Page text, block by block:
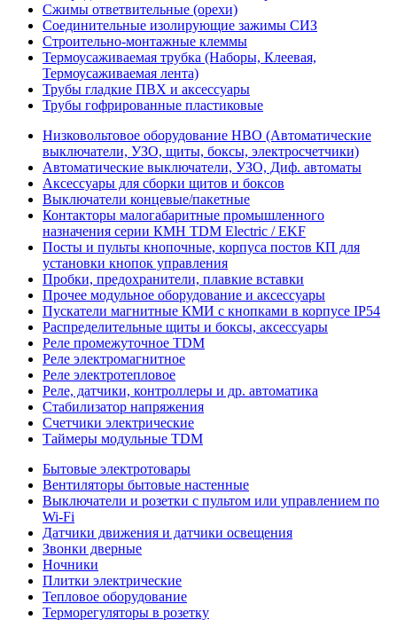
Сжимы ответвительные (орехи)
Соединительные изолирующие зажимы СИЗ
Строительно-монтажные клеммы
Термоусаживаемая трубка (Наборы, Клеевая,
Термоусаживаемая лента)
Трубы гладкие ПВХ и аксессуары
Трубы гофрированные пластиковые
Низковольтовое оборудование НВО (Автоматические
выключатели, УЗО, щиты, боксы, электросчетчики)
Автоматические выключатели, УЗО, Диф. автоматы
Аксессуары для сборки щитов и боксов
Выключатели концевые/пакетные
Контакторы малогабаритные промышленного
назначения серии КМН TDM Electric / EKF
Посты и пульты кнопочные, корпуса постов КП для
установки кнопок управления
Пробки, предохранители, плавкие вставки
Прочее модульное оборудование и аксессуары
Пускатели магнитные КМИ с кнопками в корпусе IP54
Распределительные щиты и боксы, аксессуары
Реле промежуточное TDM
Реле электромагнитное
Реле электротепловое
Реле, датчики, контроллеры и др. автоматика
Стабилизатор напряжения
Счетчики электрические
Таймеры модульные TDM
Бытовые электротовары
Вентиляторы бытовые настенные
Выключатели и розетки с пультом или управлением по
Wi-Fi
Датчики движения и датчики освещения
Звонки дверные
Ночники
Плитки электрические
Тепловое оборудование
Терморегуляторы в розетку